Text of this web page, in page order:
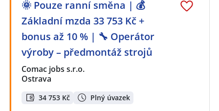
🌞 Pouze ranní směna | 💰
Základní mzda 33 753 Kč +
bonus až 10 % | 🔧 Operátor
výroby – předmontáž strojů
Comac jobs s.r.o.
Ostrava
34 753 Kč Plný úvazek